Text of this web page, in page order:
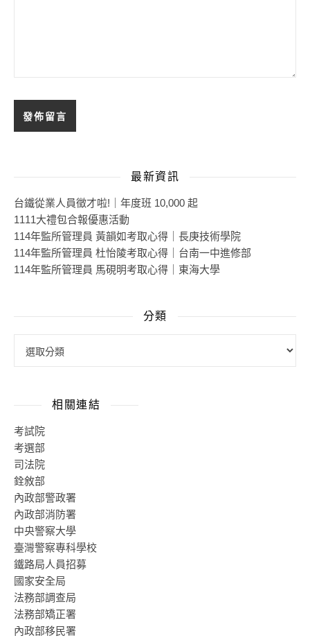
最新資訊
台鐵從業人員徵才啦!｜年度班 10,000 起
1111大禮包合報優惠活動
114年監所管理員 黃韻如考取心得｜長庚技術學院
114年監所管理員 杜怡陵考取心得｜台南一中進修部
114年監所管理員 馬硯明考取心得｜東海大學
分類
相關連結
考試院
考選部
司法院
銓敘部
內政部警政署
內政部消防署
中央警察大學
臺灣警察專科學校
鐵路局人員招募
國家安全局
法務部調查局
法務部矯正署
內政部移民署